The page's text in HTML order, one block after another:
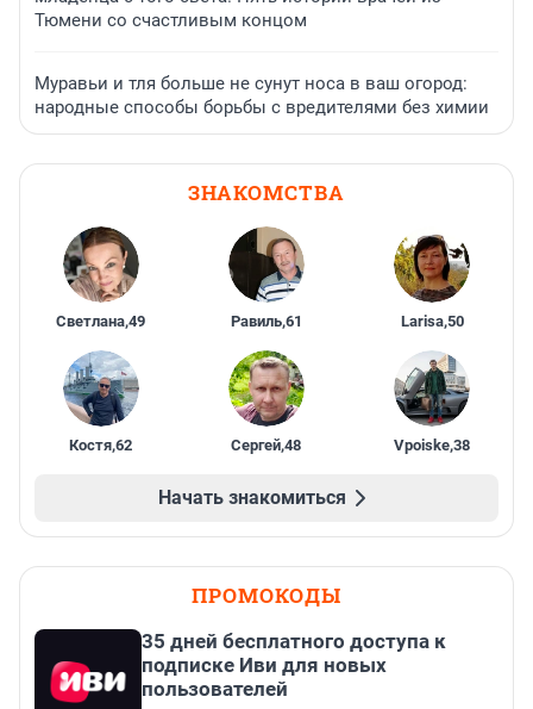
Тюмени со счастливым концом
Муравьи и тля больше не сунут носа в ваш огород:
народные способы борьбы с вредителями без химии
ЗНАКОМСТВА
Светлана,49 Равиль,61 Larisa,50
Костя,62 Сергей,48 Vpoiske,38
Начать знакомиться
ПРОМОКОДЫ
35 дней бесплатного доступа к
подписке Иви для новых
пользователей